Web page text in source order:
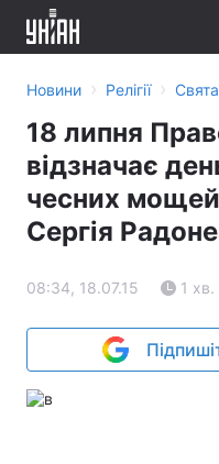
Новини › Релігії › Свята
18 липня
відзначає
чесних
Сергія
08:34, 18.07.15 1 хв.